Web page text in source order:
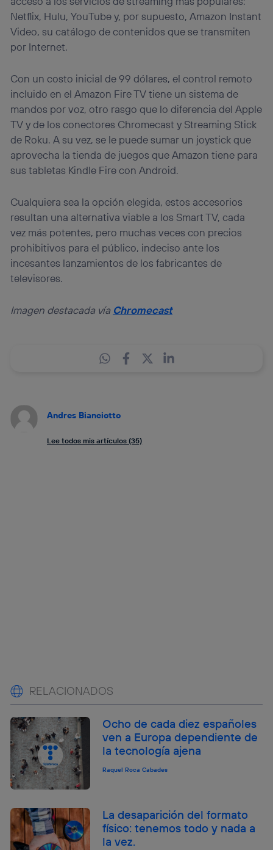
Netflix, Hulu, YouTube y, por supuesto, Amazon Instant
Video, su catálogo de contenidos que se transmiten
por Internet.
Con un costo inicial de 99 dólares, el control remoto
incluido en el Amazon Fire TV tiene un sistema de
mandos por voz, otro rasgo que lo diferencia del Apple
TV y de los conectores Chromecast y Streaming Stick
de Roku. A su vez, se le puede sumar un joystick que
aprovecha la tienda de juegos que Amazon tiene para
sus tabletas Kindle Fire con Android.
Cualquiera sea la opción elegida, estos accesorios
resultan una alternativa viable a los Smart TV, cada
vez más potentes, pero muchas veces con precios
prohibitivos para el público, indeciso ante los
incesantes lanzamientos de los fabricantes de
televisores.
Imagen destacada vía Chromecast
Andres Bianciotto
Lee todos mis artículos (35)
RELACIONADOS
Ocho de cada diez españoles
ven a Europa dependiente de
la tecnología ajena
Raquel Roca Cabades
La desaparición del formato
físico: tenemos todo y nada a
la vez.